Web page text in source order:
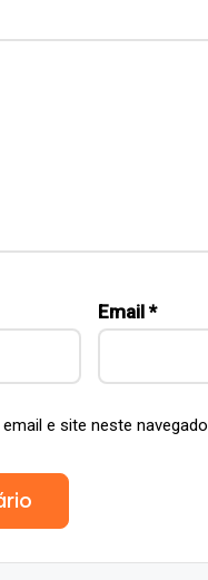
Email *
e site neste